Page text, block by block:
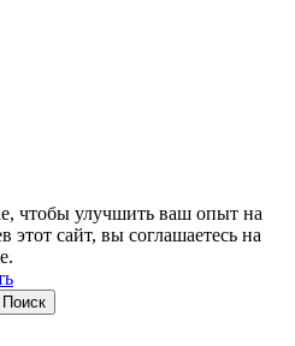
чтобы улучшить ваш опыт на
сайт, вы соглашаетесь на
Поиск